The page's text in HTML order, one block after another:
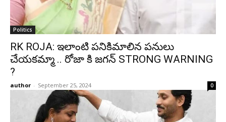
Politics
RK ROJA: ఇలాంటి పనికిమాలిన పనులు
చేయకమ్మా .. రోజా కి జగన్ STRONG WARNING
?
author - September 25, 2024 0